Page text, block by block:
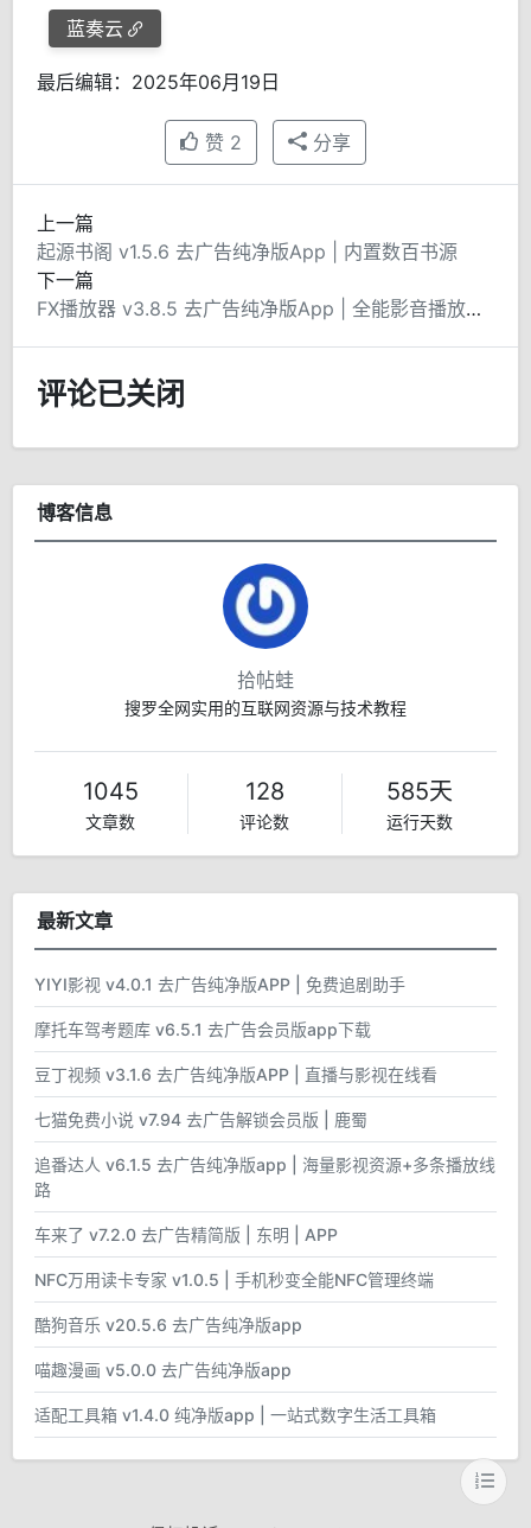
蓝奏云
最后编辑：2025年06月19日
赞 2 分享
上一篇
起源书阁 v1.5.6 去广告纯净版App | 内置数百书源
下一篇
FX播放器 v3.8.5 去广告纯净版App | 全能影音播放利器
评论已关闭
博客信息
拾帖蛙
搜罗全网实用的互联网资源与技术教程
1045
文章数
128
评论数
585天
运行天数
最新文章
YIYI影视 v4.0.1 去广告纯净版APP | 免费追剧助手
摩托车驾考题库 v6.5.1 去广告会员版app下载
豆丁视频 v3.1.6 去广告纯净版APP | 直播与影视在线看
七猫免费小说 v7.94 去广告解锁会员版 | 鹿蜀
追番达人 v6.1.5 去广告纯净版app | 海量影视资源+多条播放线
路
车来了 v7.2.0 去广告精简版 | 东明 | APP
NFC万用读卡专家 v1.0.5 | 手机秒变全能NFC管理终端
酷狗音乐 v20.5.6 去广告纯净版app
喵趣漫画 v5.0.0 去广告纯净版app
适配工具箱 v1.4.0 纯净版app | 一站式数字生活工具箱